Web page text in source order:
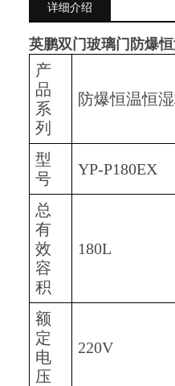
详细介绍
英鹏双门玻璃门防爆
产
品
系
列
防爆恒温恒
型
号
YP-P180EX
总
有
效
容
积
180L
额
定
电
压
220V